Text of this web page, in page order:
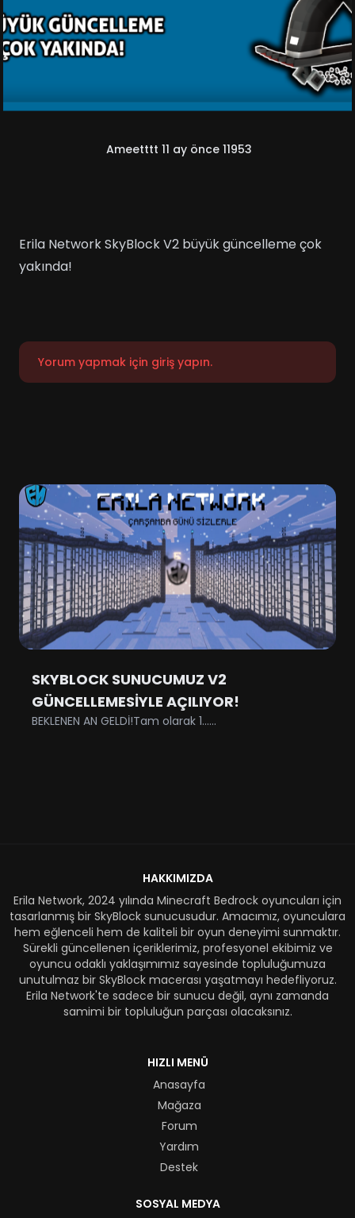
Ameetttt 11 ay önce 11953
Erila Network SkyBlock V2 büyük güncelleme çok
yakında!
Yorum yapmak için giriş yapın.
SKYBLOCK SUNUCUMUZ V2
GÜNCELLEMESİYLE AÇILIYOR!
BEKLENEN AN GELDİ!Tam olarak 1......
HAKKIMIZDA
Erila Network, 2024 yılında Minecraft Bedrock oyuncuları için
tasarlanmış bir SkyBlock sunucusudur. Amacımız, oyunculara
hem eğlenceli hem de kaliteli bir oyun deneyimi sunmaktır.
Sürekli güncellenen içeriklerimiz, profesyonel ekibimiz ve
oyuncu odaklı yaklaşımımız sayesinde topluluğumuza
unutulmaz bir SkyBlock macerası yaşatmayı hedefliyoruz.
Erila Network'te sadece bir sunucu değil, aynı zamanda
samimi bir topluluğun parçası olacaksınız.
HIZLI MENÜ
Anasayfa
Mağaza
Forum
Yardım
Destek
SOSYAL MEDYA